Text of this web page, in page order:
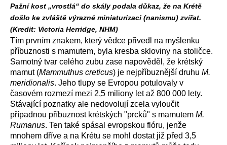
Pažní kost „vrostlá“ do skály podala důkaz, že na Krétě
došlo ke zvláště výrazné miniaturizaci (nanismu) zvířat.
(Kredit: Victoria Herridge, NHM)
Tím prvním znakem, který vědce přivedl na myšlenku
příbuznosti s mamutem, byla kresba skloviny na stoličce.
Samotný tvar celého zubu zase napověděl, že krétský
mamut (Mammuthus creticus) je nejpříbuznější druhu M.
meridionalis. Jeho tlupy se Evropou potulovaly v
časovém rozmezí mezi 2,5 miliony let až 800 000 lety.
Stávající poznatky ale nedovolují zcela vyloučit
případnou příbuznost krétských "prcků" s mamutem M.
Rumanus. Ten také spásal evropskou flóru, jenže
mnohem dříve a na Krétu se mohl dostat již před 3,5